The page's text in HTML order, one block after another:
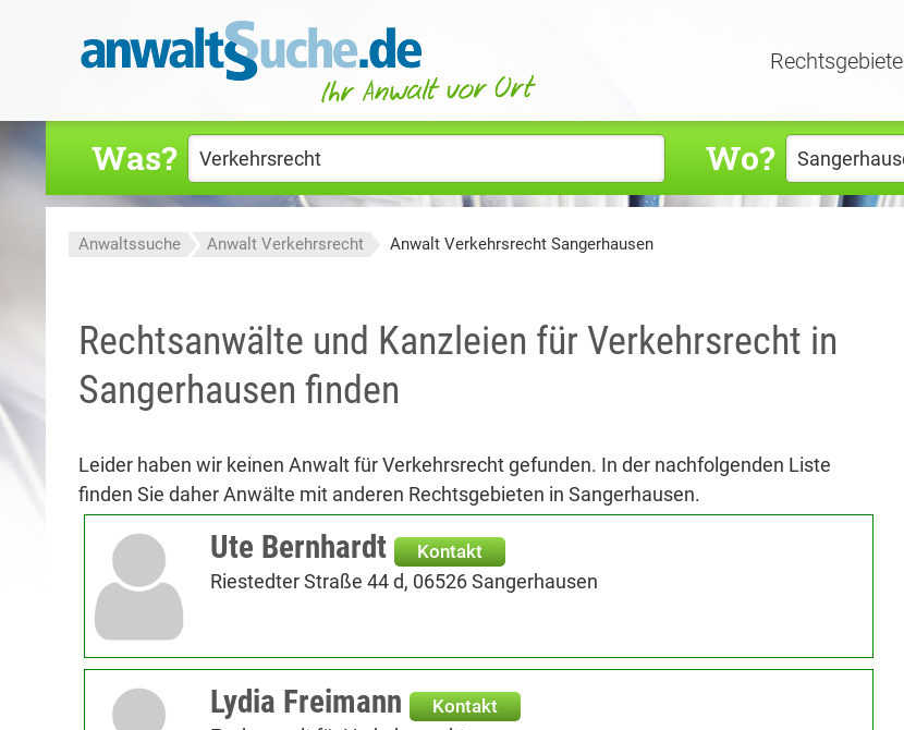
Rechtsgebiete
Was? Wo?
Anwaltssuche Anwalt Verkehrsrecht Anwalt Verkehrsrecht Sangerhausen
Rechtsanwälte und Kanzleien für Verkehrsrecht in
Sangerhausen finden
Leider haben wir keinen Anwalt für Verkehrsrecht gefunden. In der nachfolgenden Liste
finden Sie daher Anwälte mit anderen Rechtsgebieten in Sangerhausen.
Ute Bernhardt Kontakt
Riestedter Straße 44 d, 06526 Sangerhausen
Lydia Freimann Kontakt